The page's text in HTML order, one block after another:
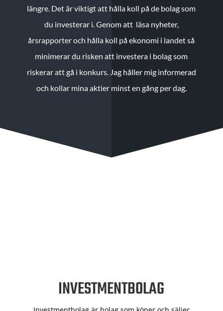
längre. Det är viktigt att hålla koll på de bolag som
du investerar i. Genom att läsa nyheter,
årsrapporter och hålla koll på ekonomi i landet så
minimerar du risken att investera i bolag som
riskerar att gå i konkurs. Jag håller mig informerad
och kollar mina aktier minst en gång per dag.
INVESTMENTBOLAG